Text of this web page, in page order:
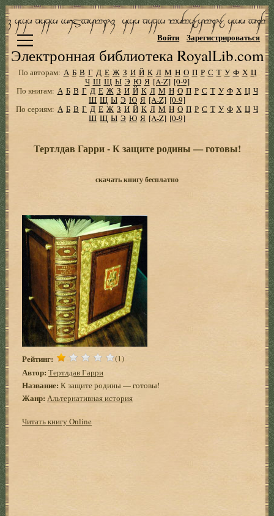
Электронная библиотека RoyalLib.com
Войти Зарегистрироваться
По авторам: А Б В Г Д Е Ж З И Й К Л М Н О П Р С Т У Ф Х Ц
Ч Ш Щ Ы Э Ю Я [A-Z] [0-9]
По книгам: А Б В Г Д Е Ж З И Й К Л М Н О П Р С Т У Ф Х Ц Ч
Ш Щ Ы Э Ю Я [A-Z] [0-9]
По сериям: А Б В Г Д Е Ж З И Й К Л М Н О П Р С Т У Ф Х Ц Ч
Ш Щ Ы Э Ю Я [A-Z] [0-9]
Тертлдав Гарри - К защите родины — готовы!
скачать книгу бесплатно
Рейтинг: (1)
Автор: Тертлдав Гарри
Название: К защите родины — готовы!
Жанр: Альтернативная история
Читать книгу Online